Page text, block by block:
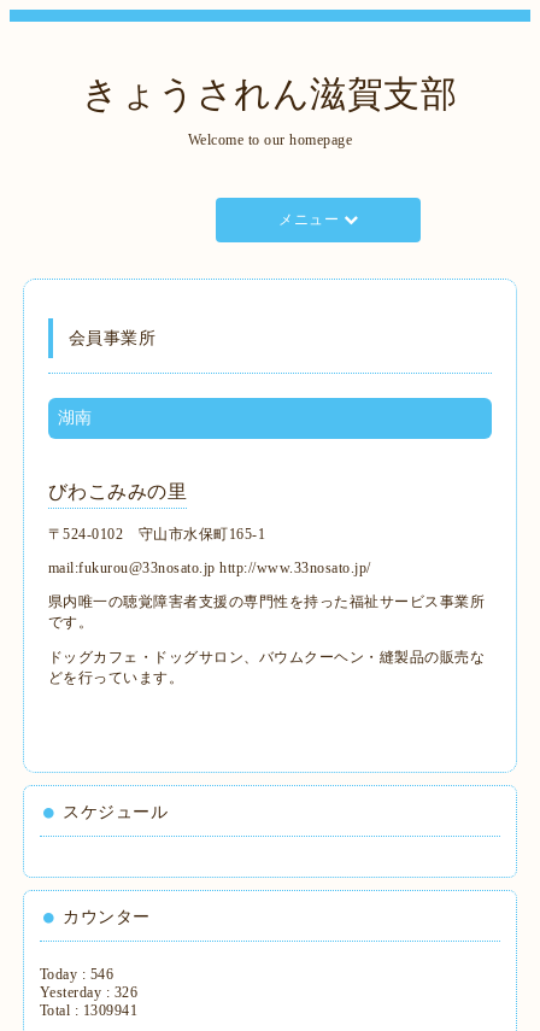
きょうされん滋賀支部
Welcome to our homepage
メニュー
会員事業所
湖南
びわこみみの里
〒524-0102 守山市水保町165-1
mail:fukurou@33nosato.jphttp://www.33nosato.jp/
県内唯一の聴覚障害者支援の専門性を持った福祉サービス事業所
です。
ドッグカフェ・ドッグサロン、バウムクーヘン・縫製品の販売な
どを行っています。
スケジュール
カウンター
Today : 546
Yesterday : 326
Total : 1309941